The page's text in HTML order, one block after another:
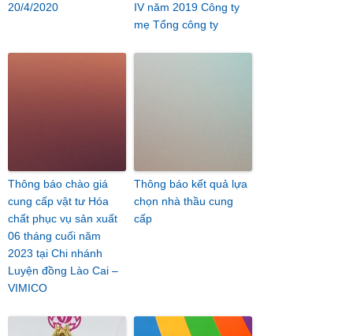
20/4/2020
IV năm 2019 Công ty
mẹ Tổng công ty
Thông báo chào giá
cung cấp vật tư Hóa
chất phục vụ sản xuất
06 tháng cuối năm
2023 tại Chi nhánh
Luyện đồng Lào Cai –
VIMICO
Thông báo kết quả lựa
chọn nhà thầu cung
cấp